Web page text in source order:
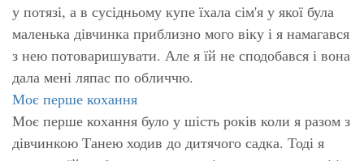
у потязі, а в сусідньому купе їхала сім'я у якої була
маленька дівчинка приблизно мого віку і я намагався
з нею потоваришувати. Але я їй не сподобався і вона
дала мені ляпас по обличчю.
Моє перше кохання
Моє перше кохання було у шість років коли я разом з
дівчинкою Танею ходив до дитячого садка. Тоді я